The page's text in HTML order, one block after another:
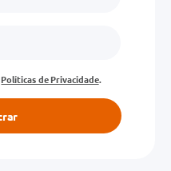
Políticas de Privacidade.